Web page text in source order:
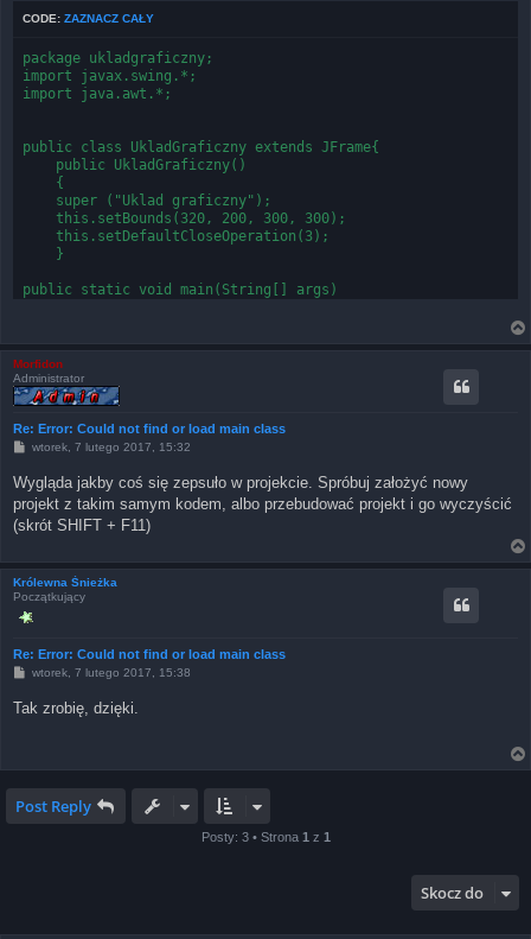
CODE: ZAZNACZ CAŁY
package ukladgraficzny;
import javax.swing.*;
import java.awt.*;
public class UkladGraficzny extends JFrame{
    public UkladGraficzny()
    {
    super ("Uklad graficzny");
    this.setBounds(320, 200, 300, 300);
    this.setDefaultCloseOperation(3);
    }
public static void main(String[] args)
     }
}
Morfidon
Administrator
Re: Error: Could not find or load main class
P
s
t
wtorek, 7 lutego 2017, 15:32
Wygląda jakby coś się zepsuło w projekcie. Spróbuj założyć nowy
projekt z takim samym kodem, albo przebudować projekt i go wyczyścić
(skrót SHIFT + F11)
Królewna Śnieżka
Początkujący
Re: Error: Could not find or load main class
P
s
t
wtorek, 7 lutego 2017, 15:38
Tak zrobię, dzięki.
Post Reply
Posty: 3 • Strona 1z 1
Skocz do